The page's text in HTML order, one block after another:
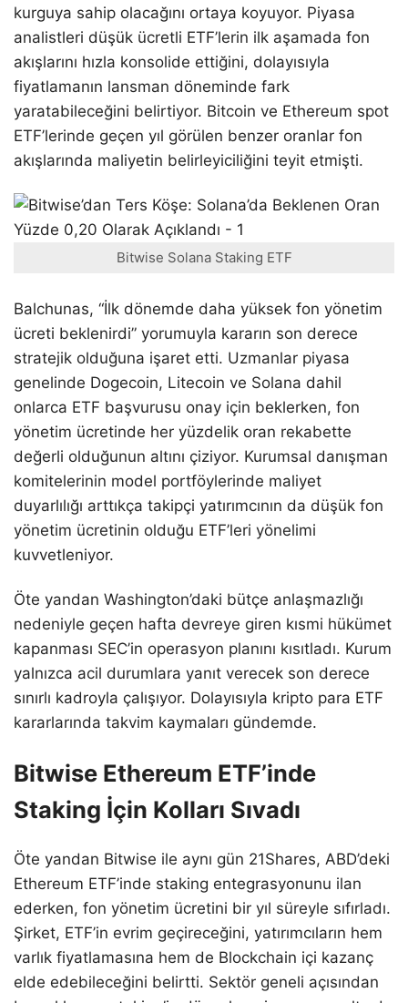
kurguya sahip olacağını ortaya koyuyor. Piyasa
analistleri düşük ücretli ETF’lerin ilk aşamada fon
akışlarını hızla konsolide ettiğini, dolayısıyla
fiyatlamanın lansman döneminde fark
yaratabileceğini belirtiyor. Bitcoin ve Ethereum spot
ETF’lerinde geçen yıl görülen benzer oranlar fon
akışlarında maliyetin belirleyiciliğini teyit etmişti.
Bitwise Solana Staking ETF
Balchunas, “İlk dönemde daha yüksek fon yönetim
ücreti beklenirdi” yorumuyla kararın son derece
stratejik olduğuna işaret etti. Uzmanlar piyasa
genelinde Dogecoin, Litecoin ve Solana dahil
onlarca ETF başvurusu onay için beklerken, fon
yönetim ücretinde her yüzdelik oran rekabette
değerli olduğunun altını çiziyor. Kurumsal danışman
komitelerinin model portföylerinde maliyet
duyarlılığı arttıkça takipçi yatırımcının da düşük fon
yönetim ücretinin olduğu ETF’leri yönelimi
kuvvetleniyor.
Öte yandan Washington’daki bütçe anlaşmazlığı
nedeniyle geçen hafta devreye giren kısmi hükümet
kapanması SEC’in operasyon planını kısıtladı. Kurum
yalnızca acil durumlara yanıt verecek son derece
sınırlı kadroyla çalışıyor. Dolayısıyla kripto para ETF
kararlarında takvim kaymaları gündemde.
Bitwise Ethereum ETF’inde
Staking İçin Kolları Sıvadı
Öte yandan Bitwise ile aynı gün 21Shares, ABD’deki
Ethereum ETF’inde staking entegrasyonunu ilan
ederken, fon yönetim ücretini bir yıl süreyle sıfırladı.
Şirket, ETF’in evrim geçireceğini, yatırımcıların hem
varlık fiyatlamasına hem de Blockchain içi kazanç
elde edebileceğini belirtti. Sektör geneli açısından